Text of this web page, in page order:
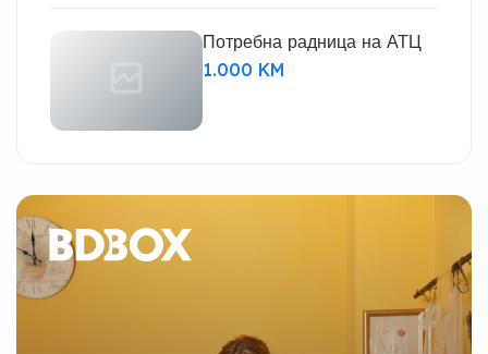
Потребна радница на АТЦ
1.000 KM